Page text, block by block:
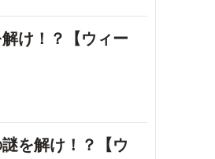
け！？【ウィー
を解け！？【ウ